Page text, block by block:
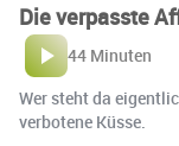
Die verpasste
44 Minuten
Wer steht da
verbotene Küsse.